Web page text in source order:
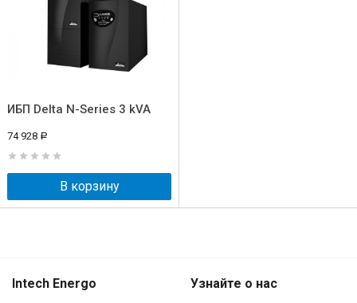
ИБП Delta N-Series 3 kVA
74 928 Р
В корзину
Intech Energo Узнайте о нас